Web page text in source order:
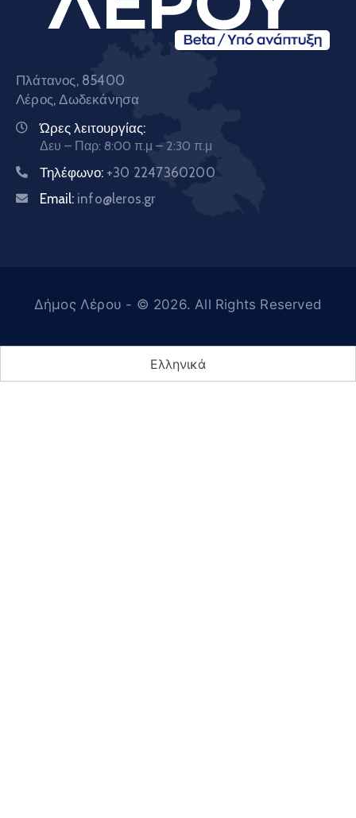
Πλάτανος, 85400
Λέρος, Δωδεκάνησα
Ώρες λειτουργίας:
Δευ – Παρ: 8:00 π.μ – 2:30 π.μ
Τηλέφωνο: +30 2247360200
Email: info@leros.gr
Δήμος Λέρου - © 2026. All Rights Reserved
Ελληνικά